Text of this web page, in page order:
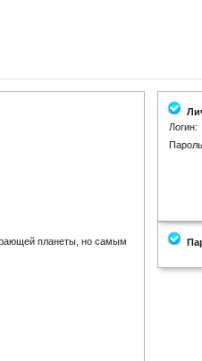
планеты, но самым
Логин: